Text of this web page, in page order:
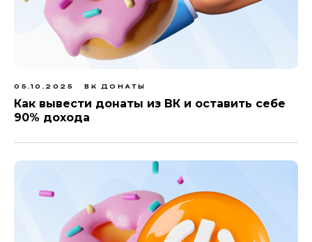
05.10.2025 ВК ДОНАТЫ
Как вывести донаты из ВК и оставить себе
90% дохода